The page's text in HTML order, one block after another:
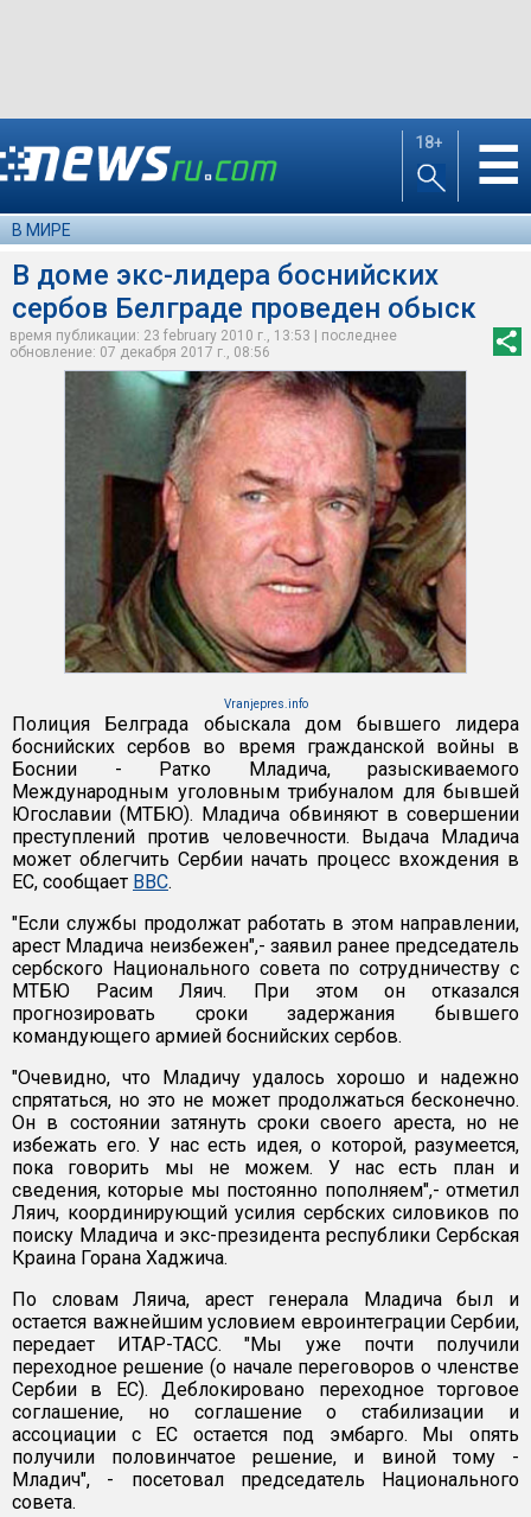
18+ ☰
В МИРЕ
В доме экс-лидера боснийских
сербов Белграде проведен обыск
время публикации: 23 february 2010 г., 13:53 | последнее
обновление: 07 декабря 2017 г., 08:56
Vranjepres.info
Полиция Белграда обыскала дом бывшего лидера
боснийских сербов во время гражданской войны в
Боснии - Ратко Младича, разыскиваемого
Международным уголовным трибуналом для бывшей
Югославии (МТБЮ). Младича обвиняют в совершении
преступлений против человечности. Выдача Младича
может облегчить Сербии начать процесс вхождения в
ЕС, сообщает ВВС.
"Если службы продолжат работать в этом направлении,
арест Младича неизбежен",- заявил ранее председатель
сербского Национального совета по сотрудничеству с
МТБЮ Расим Ляич. При этом он отказался
прогнозировать сроки задержания бывшего
командующего армией боснийских сербов.
"Очевидно, что Младичу удалось хорошо и надежно
спрятаться, но это не может продолжаться бесконечно.
Он в состоянии затянуть сроки своего ареста, но не
избежать его. У нас есть идея, о которой, разумеется,
пока говорить мы не можем. У нас есть план и
сведения, которые мы постоянно пополняем",- отметил
Ляич, координирующий усилия сербских силовиков по
поиску Младича и экс-президента республики Сербская
Краина Горана Хаджича.
По словам Ляича, арест генерала Младича был и
остается важнейшим условием евроинтеграции Сербии,
передает ИТАР-ТАСС. "Мы уже почти получили
переходное решение (о начале переговоров о членстве
Сербии в ЕС). Деблокировано переходное торговое
соглашение, но соглашение о стабилизации и
ассоциации с ЕС остается под эмбарго. Мы опять
получили половинчатое решение, и виной тому -
Младич", - посетовал председатель Национального
совета.